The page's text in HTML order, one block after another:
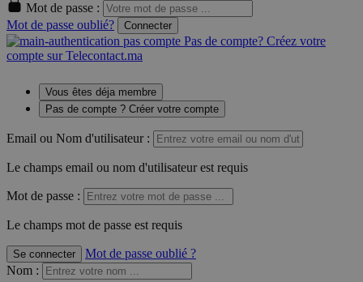
Mot de passe :
Mot de passe oublié?
Connecter
Pas de compte? Créez votre
compte sur Telecontact.ma
Vous êtes déja membre
Pas de compte ? Créer votre compte
Email ou Nom d'utilisateur :
Le champs email ou nom d'utilisateur est requis
Mot de passe :
Le champs mot de passe est requis
Se connecter
Mot de passe oublié ?
Nom :